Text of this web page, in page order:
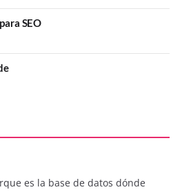
SEO
es la base de datos dónde